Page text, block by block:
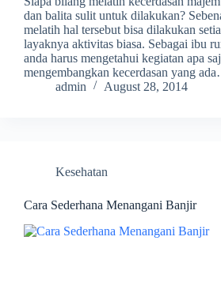
dan balita sulit untuk dilakukan?
melatih hal tersebut bisa dilakukan
layaknya aktivitas biasa. Sebagai ibu
anda harus mengetahui kegiatan apa
mengembangkan kecerdasan yang
admin
August 28, 2014
Kesehatan
Cara Sederhana Menangani Banjir